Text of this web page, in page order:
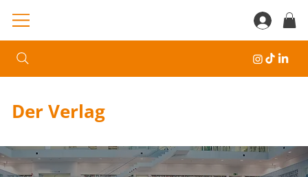
Der Verlag